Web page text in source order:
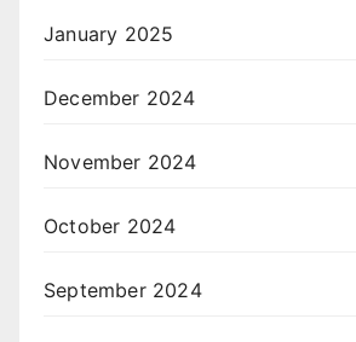
January 2025
December 2024
November 2024
October 2024
September 2024